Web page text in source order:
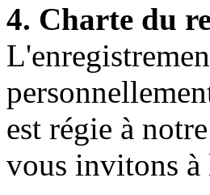
4. Charte du
est régie à
vous invitons à